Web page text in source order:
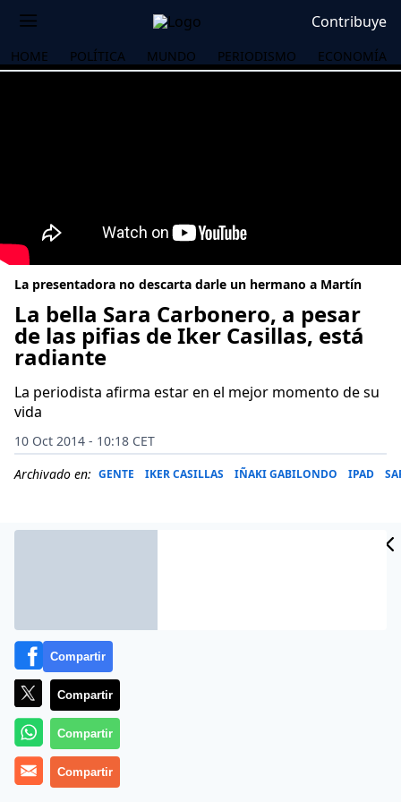
Contribuye
HOME POLÍTICA MUNDO PERIODISMO ECONOMÍA
La presentadora no descarta darle un hermano a Martín
La bella Sara Carbonero, a pesar
de las pifias de Iker Casillas, está
radiante
La periodista afirma estar en el mejor momento de su
vida
10 Oct 2014 - 10:18 CET
Archivado en: GENTE IKER CASILLAS IÑAKI GABILONDO IPAD
Sara Carbonero ha retomado sus compromisos
profesionales como modelo convertida en la nueva
Compartir
Compartir
Compartir
Compartir